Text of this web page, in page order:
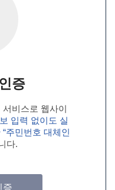
증
비스로 웹사이
입력 없이도 실
주민번호 대체인
다.
증